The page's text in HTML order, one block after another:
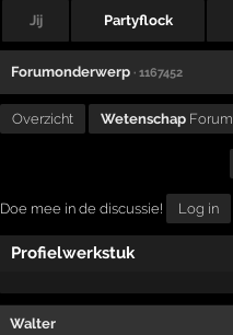
Jij Partyflock
Forumonderwerp · 1167452
Overzicht Wetenschap Forum
Doe mee in de discussie! Log in
Profielwerkstuk
Walter